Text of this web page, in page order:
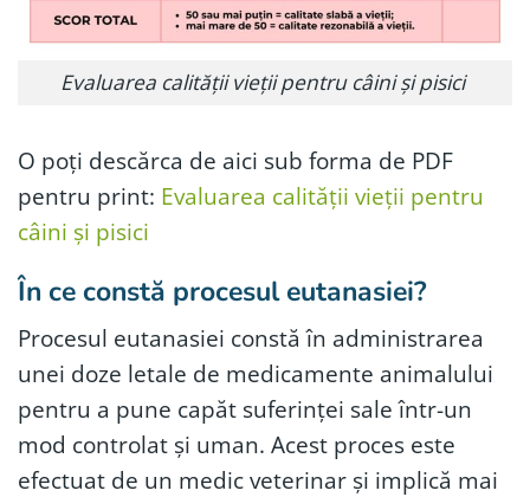
Evaluarea calității vieții pentru câiniși pisici
O poți descărca de aici sub forma de PDF
pentru print: Evaluarea calității vieții pentru
câini și pisici
În ce constă procesul eutanasiei?
Procesul eutanasiei constă în administrarea
unei doze letale de medicamente animalului
pentru a pune capăt suferinței sale într-un
mod controlat și uman. Acest proces este
efectuat de un medic veterinar și implică mai